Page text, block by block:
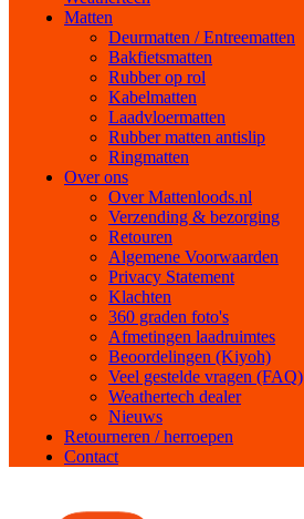
Matten
Deurmatten / Entreematten
Bakfietsmatten
Rubber op rol
Kabelmatten
Laadvloermatten
Rubber matten antislip
Ringmatten
Over ons
Over Mattenloods.nl
Verzending & bezorging
Retouren
Algemene Voorwaarden
Privacy Statement
Klachten
360 graden foto's
Afmetingen laadruimtes
Beoordelingen (Kiyoh)
Veel gestelde vragen (FAQ)
Weathertech dealer
Nieuws
Retourneren / herroepen
Contact